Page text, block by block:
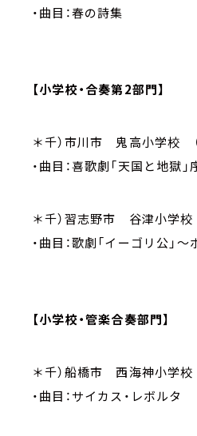
・曲目：春の詩集
【小学校・合奏第2部門】
＊千）市川市 鬼高小学校 （
・曲目：喜歌劇「天国と地獄」
＊千）習志野市 谷津小学校
・曲目：歌劇「イーゴリ公」
【小学校・管楽合奏部門】
＊千）船橋市 西海神小学校
・曲目：サイカス・レボルタ